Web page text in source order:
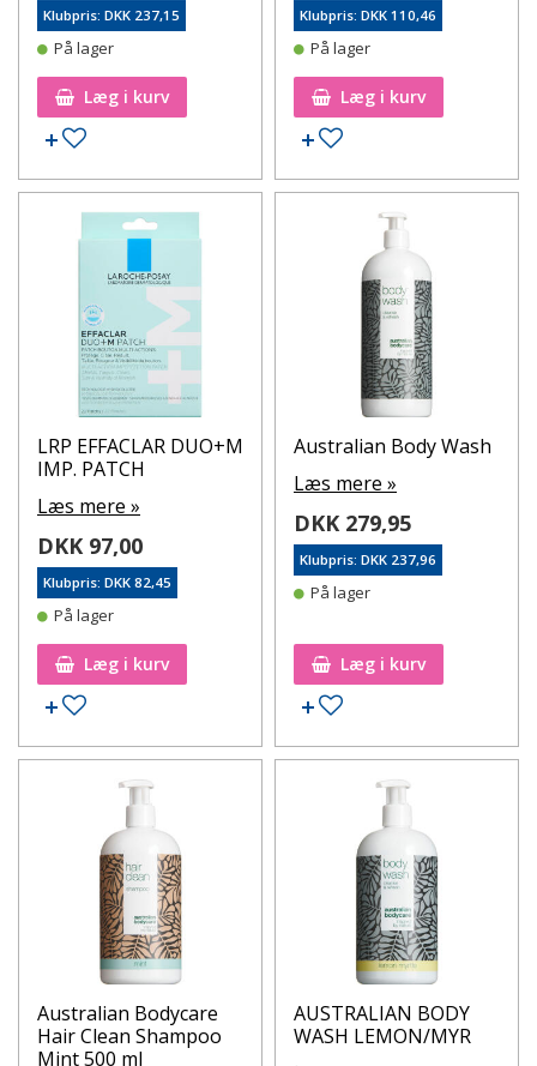
Klubpris: DKK 237,15
På lager
Læg i kurv
Tilføj til ønskeseddel
Klubpris: DKK 110,46
På lager
Læg i kurv
Tilføj til ønskeseddel
LRP EFFACLAR DUO+M
IMP. PATCH
Læs mere »
DKK 97,00
Klubpris: DKK 82,45
På lager
Læg i kurv
Tilføj til ønskeseddel
Australian Body Wash
Læs mere »
DKK 279,95
Klubpris: DKK 237,96
På lager
Læg i kurv
Tilføj til ønskeseddel
Australian Bodycare
Hair Clean Shampoo
Mint 500 ml
AUSTRALIAN BODY
WASH LEMON/MYR